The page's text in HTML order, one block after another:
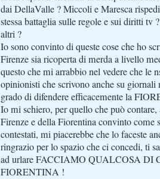
dai DellaValle ? Miccoli e Maresca
stessa battaglia sulle regole e sui diritti tv
altri ?
Io sono convinto di queste cose che ho
Firenze sia ricoperta di merda a livello
questo che mi arrabbio nel vedere che le
opinionisti che scrivono anche su
grado di difendere efficacemente la
Io mi schiero, per quello che può
Firenze e della Fiorentina convinto come
contestati, mi piacerebbe che lo faceste
ringrazio per lo spazio che ci concedi, ti
ad urlare FACCIAMO QUALCOSA DI
FIORENTINA !